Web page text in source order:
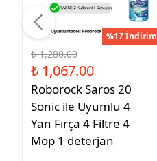
%17 İndirim
₺ 1,280.00
₺ 1,067.00
Roborock Saros 20
Sonic ile Uyumlu 4
Yan Fırça 4 Filtre 4
Mop 1 deterjan